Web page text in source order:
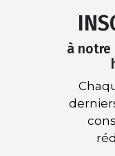
à notre